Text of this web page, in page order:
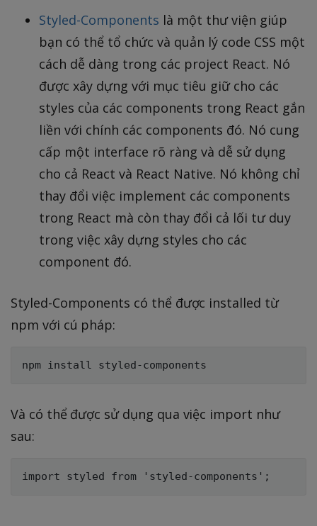
Styled-Components là một thư viện giúp
bạn có thể tổ chức và quản lý code CSS một
cách dễ dàng trong các project React. Nó
được xây dựng với mục tiêu giữ cho các
styles của các components trong React gắn
liền với chính các components đó. Nó cung
cấp một interface rõ ràng và dễ sử dụng
cho cả React và React Native. Nó không chỉ
thay đổi việc implement các components
trong React mà còn thay đổi cả lối tư duy
trong việc xây dựng styles cho các
component đó.
Styled-Components có thể được installed từ
npm với cú pháp:
Và có thể được sử dụng qua việc import như
sau: